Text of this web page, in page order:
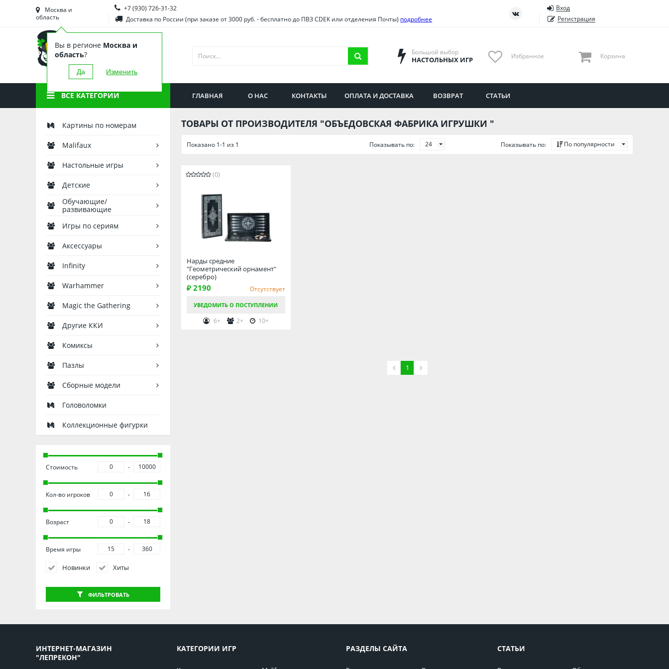
Башкортостан
Брянская область
Вологодская область
Воронежская область
Иркутская область
Саратовская область
Тюменская область
Ульяновская область
Москва и
область
Вы в регионе Москва и
область?
Да Изменить
+7 (930) 726-31-32
Доставка по России (при заказе от 3000 руб. - бесплатно до ПВЗ CDEK или отделения Почты) подробнее
Вход
Регистрация
Большой выбор
НАСТОЛЬНЫХ ИГР Избранное Корзина
ВСЕ КАТЕГОРИИ ГЛАВНАЯ О НАС КОНТАКТЫ ОПЛАТА И ДОСТАВКА ВОЗВРАТ СТАТЬИ
ТОВАРЫ ОТ ПРОИЗВОДИТЕЛЯ "ОБЪЕДОВСКАЯ ФАБРИКА ИГРУШКИ "
Показано 1-1 из 1 Показывать по: 24 Показывать по: По популярности
(0)
Нарды средние
"Геометрический орнамент"
(серебро)
₽ 2190 Отсутствует
УВЕДОМИТЬ О ПОСТУПЛЕНИИ
6+ 2+ 10+
1
Картины по номерам
Malifaux
Настольные игры
Детские
Обучающие/
развивающие
Игры по сериям
Аксессуары
Infinity
Warhammer
Magic the Gathering
Другие ККИ
Комиксы
Пазлы
Сборные модели
Головоломки
Коллекционные фигурки
Стоимость
Кол-во игроков
Возраст
Время игры
Новинки Хиты
ФИЛЬТРОВАТЬ
ИНТЕРНЕТ-МАГАЗИН
"ЛЕПРЕКОН"
КАТЕГОРИИ ИГР РАЗДЕЛЫ САЙТА СТАТЬИ